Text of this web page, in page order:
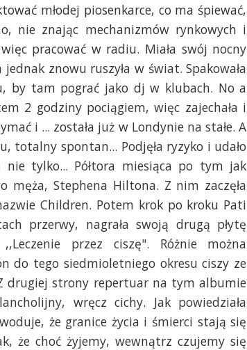
młodej piosenkarce, co ma śpiewać,
nie znając mechanizmów rynkowych i
pracować w radiu. Miała swój nocny
znowu ruszyła w świat. Spakowała
by tam pograć jako dj w klubach. No a
2 godziny pociągiem, więc zajechała i
i ... została już w Londynie na stałe. A
totalny spontan... Podjęła ryzyko i udało
tylko... Półtora miesiąca po tym jak
męża, Stephena Hiltona. Z nim zaczęła
Children. Potem krok po kroku Pati
przerwy, nagrała swoją drugą płytę
przez ciszę". Różnie można
do tego siedmioletniego okresu ciszy ze
drugiej strony repertuar na tym albumie
wręcz cichy. Jak powiedziała
że granice życia i śmierci stają się
że choć żyjemy, wewnątrz czujemy się